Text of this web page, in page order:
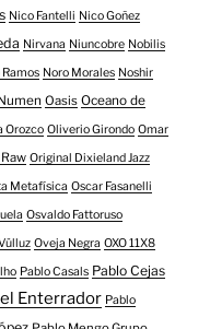
Nico Fantelli Nico Goñez
Nirvana Niuncobre Nobilis
Noro Morales Noshir
Oasis Oceano de
Orozco Oliverio Girondo Omar
Original Dixieland Jazz
Metafísica Oscar Fasanelli
Osvaldo Fattoruso
Oveja Negra OXO 11X8
Pablo Casals Pablo Cejas
Enterrador Pablo